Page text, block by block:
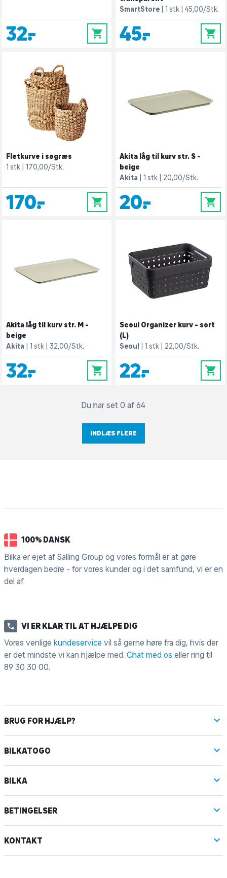
32,- 0
SmartStore
1 stk 45,00/Stk.
45,- 0
Fletkurve i søgræs
1 stk
170,00/Stk.
170,- 0
Akita låg til kurv str. S -
beige
Akita
1 stk 20,00/Stk.
20,- 0
Akita låg til kurv str. M -
beige
Akita
1 stk 32,00/Stk.
32,- 0
Seoul Organizer kurv - sort
(L)
Seoul
1 stk 22,00/Stk.
22,- 0
Du har set 0 af 64
INDLÆS FLERE
100% DANSK
Bilka er ejet af Salling Group og vores formål er at gøre
hverdagen bedre - for vores kunder og i det samfund, vi er en
del af.
VI ER KLAR TIL AT HJÆLPE DIG
Vores venlige kundeservice vil så gerne høre fra dig, hvis der
er det mindste vi kan hjælpe med. Chat med os eller ring til
89 30 30 00.
BRUG FOR HJÆLP?
BILKATOGO
BILKA
BETINGELSER
KONTAKT